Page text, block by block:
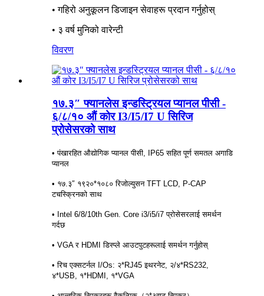
• गहिरो अनुकूलन डिजाइन सेवाहरू प्रदान गर्नुहोस्
• ३ वर्ष मुनिको वारेन्टी
विवरण
१७.३″ फ्यानलेस इन्डस्ट्रियल प्यानल पीसी -
६/८/१० औं कोर I3/I5/I7 U सिरिज
प्रोसेसरको साथ
• पंखारहित औद्योगिक प्यानल पीसी, IP65 सहित पूर्ण समतल अगाडि
प्यानल
• १७.३″ १९२०*१०८० रिजोल्युसन TFT LCD, P-CAP
टचस्क्रिनको साथ
• Intel 6/8/10th Gen. Core i3/i5/i7 प्रोसेसरलाई समर्थन
गर्दछ
• VGA र HDMI डिस्प्ले आउटपुटहरूलाई समर्थन गर्नुहोस्
• रिच एक्सटर्नल I/Os: २*RJ45 इथरनेट, २/४*RS232,
४*USB, १*HDMI, १*VGA